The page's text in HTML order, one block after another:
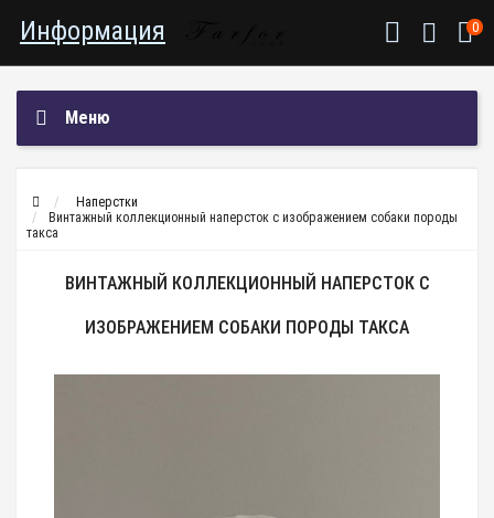
Информация 0
Меню
Наперстки
Винтажный коллекционный наперсток с изображением собаки породы
такса
ВИНТАЖНЫЙ КОЛЛЕКЦИОННЫЙ НАПЕРСТОК С
ИЗОБРАЖЕНИЕМ СОБАКИ ПОРОДЫ ТАКСА